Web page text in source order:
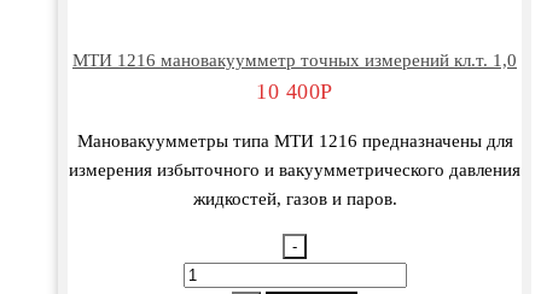
МТИ 1216 мановакуумметр точных измерений кл.т. 1,0
10 400Р
Мановакуумметры типа МТИ 1216 предназначены для
измерения избыточного и вакуумметрического давления
жидкостей, газов и паров.
-
Количество